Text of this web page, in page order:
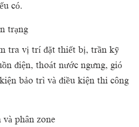
có.
trạng
tra vị trí đặt thiết bị, trần kỹ
điện, thoát nước ngưng, gió
bảo trì và điều kiện thi công
phân zone